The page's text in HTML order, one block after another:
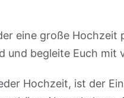
eine große
und begleite Euch
Hochzeit, ist der